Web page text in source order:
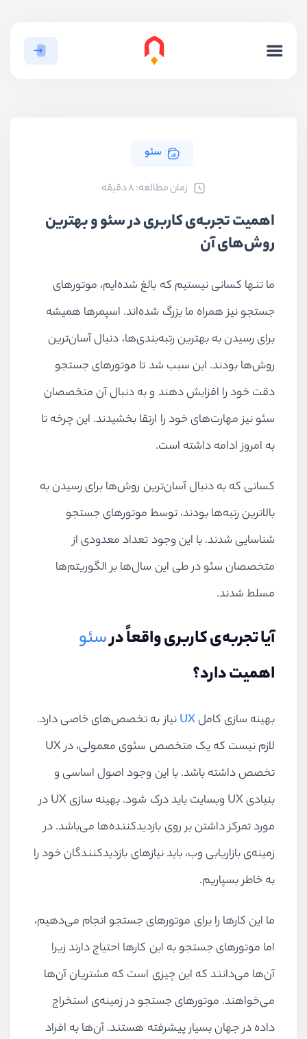
سئو
ﺯﻣﺎﻥ ﻣﻄﺎﻟﻌﻪ: 8 دقیقه
اهمیت تجربه‌ی کاربری در سئو و بهترین
روش‌های آن
ما تنها کسانی نیستیم که بالغ شده‌ایم، موتورهای
جستجو نیز همراه ما بزرگ شده‌اند. اسپمرها همیشه
برای رسیدن به بهترین رتبه‌بندی‌ها، دنبال آسان‌ترین
روش‌ها بودند. این سبب شد تا موتورهای جستجو
دقت خود را افزایش دهند و به دنبال آن متخصصان
سئو نیز مهارت‌های خود را ارتقا بخشیدند. این چرخه تا
به امروز ادامه داشته است.
کسانی که به دنبال آسان‌ترین روش‌ها برای رسیدن به
بالاترین رتبه‌ها بودند، توسط موتورهای جستجو
شناسایی شدند. با این وجود تعداد معدودی از
متخصصان سئو در طی این سال‌ها بر الگوریتم‌ها
مسلط شدند.
آیا تجربه‌ی کاربری واقعاً درسئو
اهمیت دارد؟
بهینه سازی کاملUXنیاز به تخصص‌های خاصی دارد.
لازم نیست که یک متخصص سئوی معمولی، در UX
تخصص داشته باشد. با این وجود اصول اساسی و
بنیادی UX وبسایت باید درک شود. بهینه سازی UX در
مورد تمرکز داشتن بر روی بازدیدکننده‌ها می‌باشد. در
زمینه‌ی بازاریابی وب، باید نیازهای بازدیدکنندگان خود را
به خاطر بسپاریم.
ما این کارها را برای موتورهای جستجو انجام می‌دهیم،
اما موتورهای جستجو به این کارها احتیاج دارند زیرا
آن‌ها می‌دانند که این چیزی است که مشتریان آن‌ها
می‌خواهند. موتورهای جستجو در زمینه‌ی استخراج
داده در جهان بسیار پیشرفته هستند. آن‌ها به افراد